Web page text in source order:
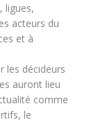
ligues,
acteurs du
et à
les décideurs
auront lieu
comme
le